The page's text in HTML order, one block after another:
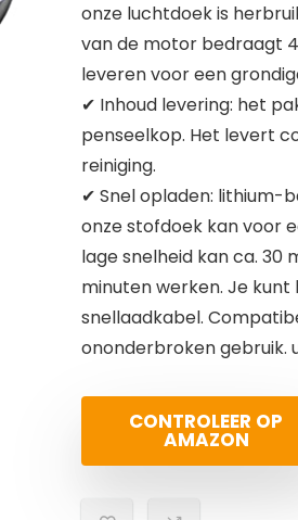
onze luchtdoek is
van de motor bedraagt
leveren voor een
✔ Inhoud levering: het
penseelkop. Het levert
reiniging.
✔ Snel opladen:
onze stofdoek kan voor
lage snelheid kan ca. 30
minuten werken. Je
snellaadkabel.
ononderbroken gebruik.
CONTROLEER OP
AMAZON